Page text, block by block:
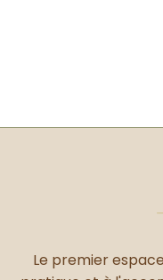
Le premier